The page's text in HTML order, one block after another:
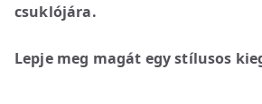
csuklójára.
Lepje meg magát egy stílusos